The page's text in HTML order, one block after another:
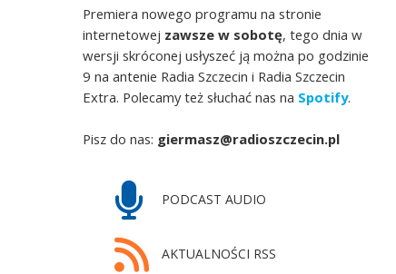
Premiera nowego programu na stronie
internetowej zawsze w sobotę, tego dnia w
wersji skróconej usłyszeć ją można po godzinie
9 na antenie Radia Szczecin i Radia Szczecin
Extra. Polecamy też słuchać nas na Spotify.
Pisz do nas: giermasz@radioszczecin.pl
PODCAST AUDIO
AKTUALNOŚCI RSS